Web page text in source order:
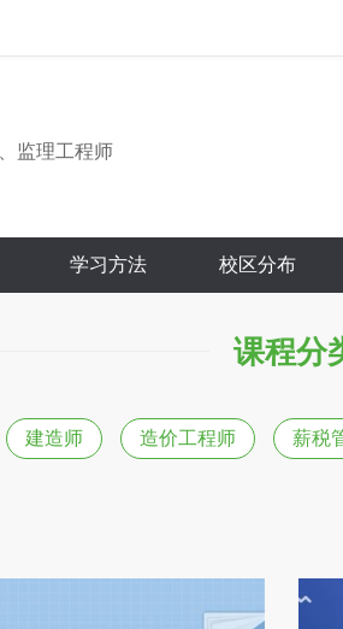
监理工程师
学习方法 校区分布
课程分
建造师 造价工程师 薪税